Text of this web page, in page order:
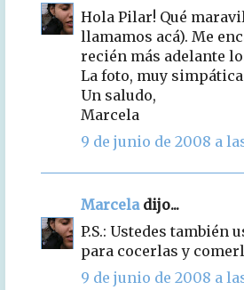
Hola Pilar! Qué
llamamos acá). Me
recién más adelante
La foto, muy
Un saludo,
Marcela
9 de junio de 2008 a las
Marceladijo...
P.S.: Ustedes también
para cocerlas y
9 de junio de 2008 a